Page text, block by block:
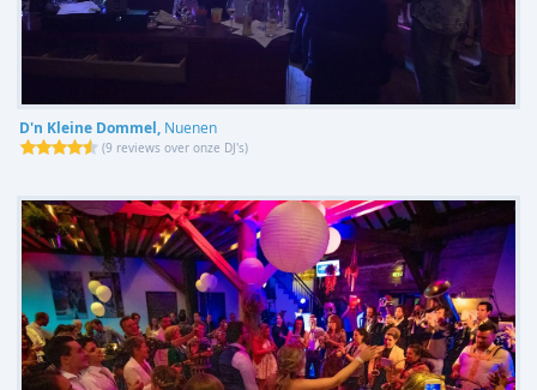
D'n Kleine Dommel, Nuenen
(9 reviews over onze DJ's)